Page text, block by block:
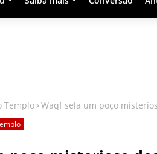
Templo Waqf sela um poço